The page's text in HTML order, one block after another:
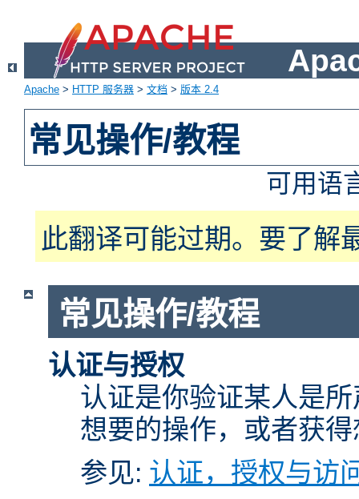
Apache > HTTP 服务器 > 文档 > 版本 2.4
常见操作/教程
可用语
此翻译可能过期。要了解
常见操作/教程
认证与授权
认证是你验证某人是
想要的操作，或者获
参见: 认证，授权与访